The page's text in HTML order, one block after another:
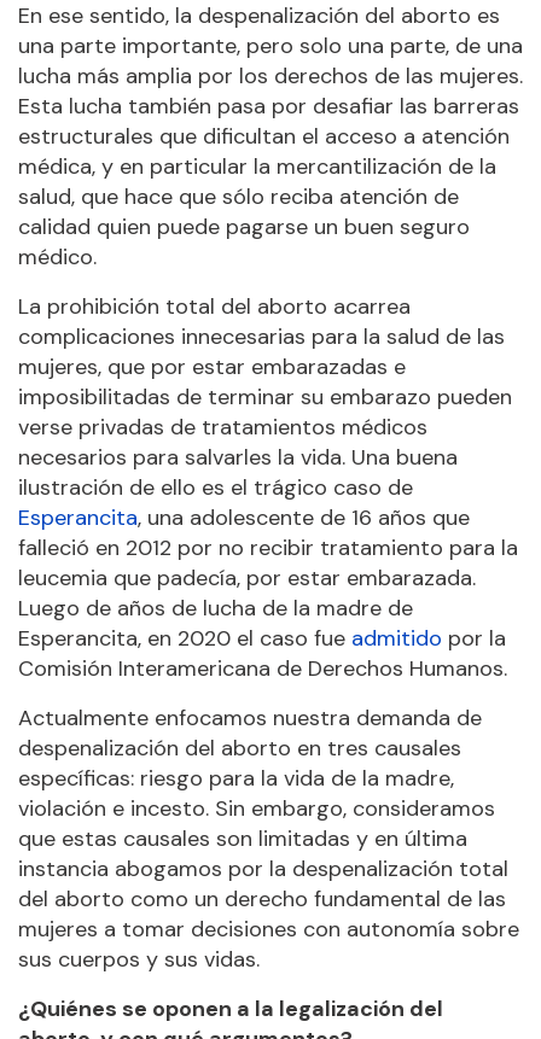
En ese sentido, la despenalización del aborto es
una parte importante, pero solo una parte, de una
lucha más amplia por los derechos de las mujeres.
Esta lucha también pasa por desafiar las barreras
estructurales que dificultan el acceso a atención
médica, y en particular la mercantilización de la
salud, que hace que sólo reciba atención de
calidad quien puede pagarse un buen seguro
médico.
La prohibición total del aborto acarrea
complicaciones innecesarias para la salud de las
mujeres, que por estar embarazadas e
imposibilitadas de terminar su embarazo pueden
verse privadas de tratamientos médicos
necesarios para salvarles la vida. Una buena
ilustración de ello es el trágico caso de
Esperancita, una adolescente de 16 años que
falleció en 2012 por no recibir tratamiento para la
leucemia que padecía, por estar embarazada.
Luego de años de lucha de la madre de
Esperancita, en 2020 el caso fue admitido por la
Comisión Interamericana de Derechos Humanos.
Actualmente enfocamos nuestra demanda de
despenalización del aborto en tres causales
específicas: riesgo para la vida de la madre,
violación e incesto. Sin embargo, consideramos
que estas causales son limitadas y en última
instancia abogamos por la despenalización total
del aborto como un derecho fundamental de las
mujeres a tomar decisiones con autonomía sobre
sus cuerpos y sus vidas.
¿Quiénes se oponen a la legalización del